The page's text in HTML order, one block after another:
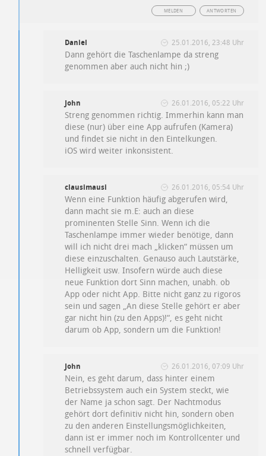
ANTWORTEN
MELDEN
Daniel 25.01.2016, 23:48 Uhr
Dann gehört die Taschenlampe da streng
genommen aber auch nicht hin ;)
John 26.01.2016, 05:22 Uhr
Streng genommen richtig. Immerhin kann man
diese (nur) über eine App aufrufen (Kamera)
und findet sie nicht in den Eintelkungen.
iOS wird weiter inkonsistent.
clausimausi 26.01.2016, 05:54 Uhr
Wenn eine Funktion häufig abgerufen wird,
dann macht sie m.E: auch an diese
prominenten Stelle Sinn. Wenn ich die
Taschenlampe immer wieder benötige, dann
will ich nicht drei mach „klicken“ müssen um
diese einzuschalten. Genauso auch Lautstärke,
Helligkeit usw. Insofern würde auch diese
neue Funktion dort Sinn machen, unabh. ob
App oder nicht App. Bitte nicht ganz zu rigoros
sein und sagen „An diese Stelle gehört er aber
gar nicht hin (zu den Apps)!“, es geht nicht
darum ob App, sondern um die Funktion!
John 26.01.2016, 07:09 Uhr
Nein, es geht darum, dass hinter einem
Betriebssystem auch ein System steckt, wie
der Name ja schon sagt. Der Nachtmodus
gehört dort definitiv nicht hin, sondern oben
zu den anderen Einstellungsmöglichkeiten,
dann ist er immer noch im Kontrollcenter und
schnell verfügbar.